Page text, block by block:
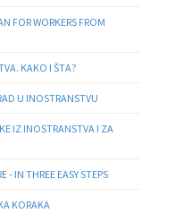
FOR WORKERS FROM
KAKO I ŠTA?
U INOSTRANSTVU
IZ INOSTRANSTVA I ZA
- IN THREE EASY STEPS
KORAKA